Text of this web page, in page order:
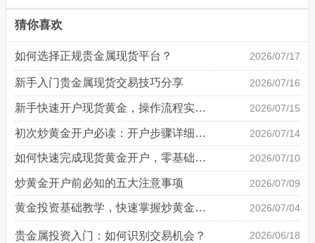
猜你喜欢
如何选择正规贵金属现货平台？ 2026/07/17
新手入门贵金属现货交易技巧分享 2026/07/16
新手快速开户现货黄金，操作流程实操详解 2026/07/15
初次炒黄金开户必读：开户步骤详细说明 2026/07/14
如何快速完成现货黄金开户，零基础也能轻松上手 2026/07/10
炒黄金开户前必知的五大注意事项 2026/07/09
黄金投资基础教学，快速掌握炒黄金技巧 2026/07/04
贵金属投资入门：如何识别交易机会？ 2026/06/18